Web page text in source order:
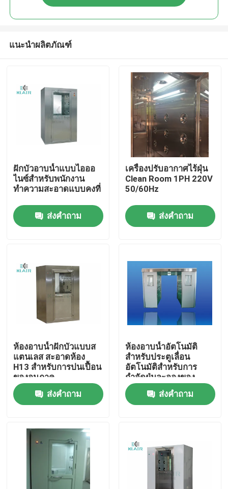
บ้าน
สินค้า
ทัวร์โรงงาน
ควบคุมคุณภาพ
ติดต่อเรา
ขอใบเสนอราคา
เครื่องกรองอากาศ HVAC
เครื่องกรองอากาศ HEPA
แนะนำผลิตภัณฑ์
ฝักบัวอาบน้ำแบบไอออ
ไนซ์สำหรับพนักงาน
ทำความสะอาดแบบคงที่
ส่งคำถาม
เครื่องปรับอากาศไร้ฝุ่น
Clean Room 1PH 220V
50/60Hz
ส่งคำถาม
ห้องอาบน้ำฝักบัวแบบส
แตนเลส สะอาดห้อง
H13 สำหรับการปนเปื้อน
ของอนุภาค
ส่งคำถาม
ห้องอาบน้ำอัตโนมัติ
สำหรับประตูเลื่อน
อัตโนมัติสำหรับการ
กำจัดฝุ่นละอองของ
บุคคล / สินค้า
ส่งคำถาม